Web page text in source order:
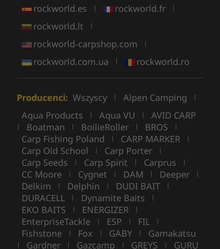
rockworld.es | rockworld.fr |
rockworld.lt |
rockworld-carpshop.com |
rockworld.com.ua | rockworld.ro
Producenci: Wszyscy | Alpen Camping |
Aqua Products | Aqua VU | AVID CARP
| Boatman | BoilieRoller | BROS |
Carp Fishing Poland | CARP MARKER |
Carp Old School | Carp Porter |
Carp Seeds | Carp Spirit | Carprus |
CC Moore | Cygnet | DAM | Deeper |
Delkim | Delphin | DUDI BAIT |
DURACELL | Dynamite Baits |
EKO BAITS | ENERGIZER |
EnterpriseTackle | ESP | FIL |
Fishstone | Fox | GABY | Gamakatsu
| Gardner | Gazcamp | GREYS | GURU